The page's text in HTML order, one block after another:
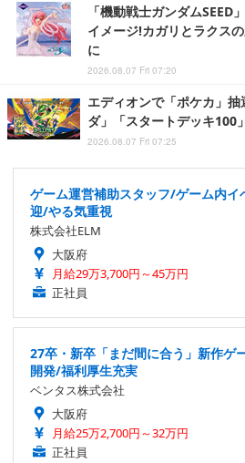
「機動戦士ガンダム
イメージ!カガリとラクス
に
2026.08.07 Fri 07:20
エディオンで「ポケカ」
ダ」「スタートデッキ100
2026.08.07 Fri 07:25
ゲーム運営補助スタッフ/ゲーム内
迎/やる気重視
株式会社ELM
大阪府
月給29万3,700円～45万円
正社員
27卒・新卒「まだ間に合う」新作ゲ
開発/福利厚生充実
ベンタス株式会社
大阪府
月給25万2,700円～32万円
正社員